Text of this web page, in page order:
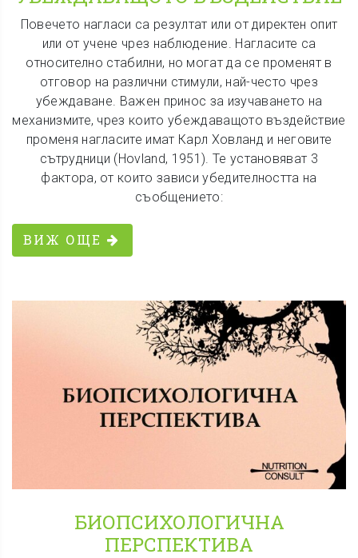
Повечето нагласи са резултат или от директен опит
или от учене чрез наблюдение. Нагласите са
относително стабилни, но могат да се променят в
отговор на различни стимули, най-често чрез
убеждаване. Важен принос за изучаването на
механизмите, чрез които убеждаващото въздействие
променя нагласите имат Карл Ховланд и неговите
сътрудници (Hovland, 1951). Те установяват 3
фактора, от които зависи убедителността на
съобщението:
ВИЖ ОЩЕ
БИОПСИХОЛОГИЧНА
ПЕРСПЕКТИВА